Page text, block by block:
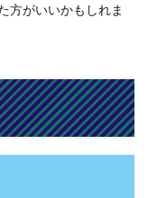
方がいいかもしれま